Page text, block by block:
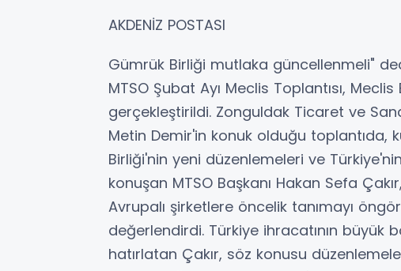
AKDENİZ POSTASI
Gümrük Birliği mutlaka güncellenmeli"
MTSO Şubat Ayı Meclis Toplantısı,
gerçekleştirildi. Zonguldak Ticaret ve
Metin Demir'in konuk olduğu toplantıda,
Birliği'nin yeni düzenlemeleri ve
konuşan MTSO Başkanı Hakan Sefa
Avrupalı şirketlere öncelik tanımayı
değerlendirdi. Türkiye ihracatının büyük
hatırlatan Çakır, söz konusu